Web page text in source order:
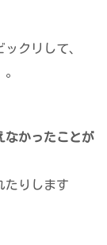
クリして、
なかったことが
たりします